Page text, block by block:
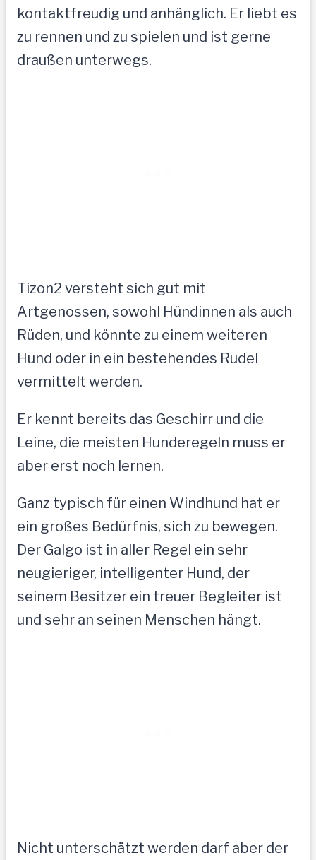
kontaktfreudig und anhänglich. Er liebt es
zu rennen und zu spielen und ist gerne
draußen unterwegs.
Tizon2 versteht sich gut mit
Artgenossen, sowohl Hündinnen als auch
Rüden, und könnte zu einem weiteren
Hund oder in ein bestehendes Rudel
vermittelt werden.
Er kennt bereits das Geschirr und die
Leine, die meisten Hunderegeln muss er
aber erst noch lernen.
Ganz typisch für einen Windhund hat er
ein großes Bedürfnis, sich zu bewegen.
Der Galgo ist in aller Regel ein sehr
neugieriger, intelligenter Hund, der
seinem Besitzer ein treuer Begleiter ist
und sehr an seinen Menschen hängt.
Nicht unterschätzt werden darf aber der